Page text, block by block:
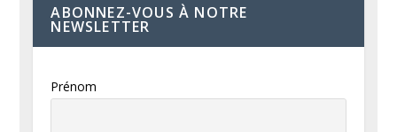
ABONNEZ-VOUS À NOTRE
NEWSLETTER
Prénom